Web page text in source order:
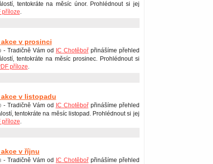
tentokráte na měsíc únor. Prohlédnout si jej
příloze.
v prosinci
- Tradičně Vám od IC Chotěbořpřinášíme přehled
tentokráte na měsíc prosinec. Prohlédnout si
příloze.
v listopadu
- Tradičně Vám od IC Chotěbořpřinášíme přehled
tentokráte na měsíc listopad. Prohlédnout si jej
příloze.
v říjnu
- Tradičně Vám od IC Chotěbořpřinášíme přehled